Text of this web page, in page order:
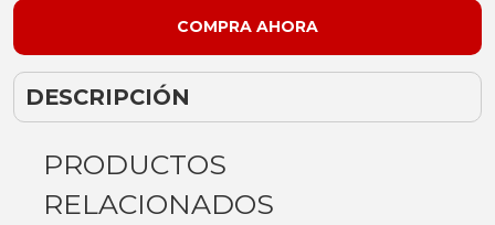
DESCRIPCIÓN
PRODUCTOS
RELACIONADOS